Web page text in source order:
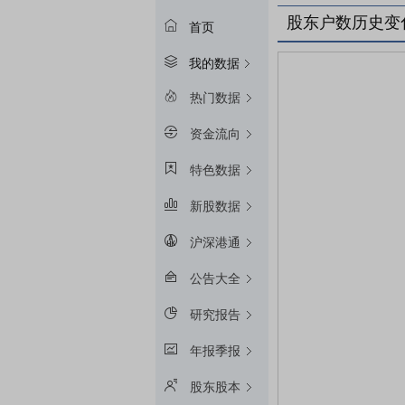
首页
我的数据
热门数据
资金流向
特色数据
新股数据
沪深港通
公告大全
研究报告
年报季报
股东股本
股东户数历史